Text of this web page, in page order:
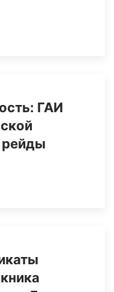
ГАИ
рейды